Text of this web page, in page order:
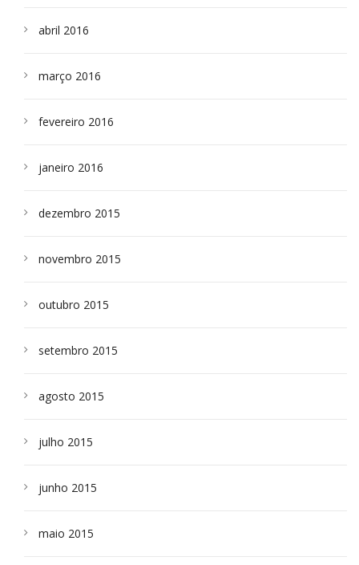
abril 2016
março 2016
fevereiro 2016
janeiro 2016
dezembro 2015
novembro 2015
outubro 2015
setembro 2015
agosto 2015
julho 2015
junho 2015
maio 2015